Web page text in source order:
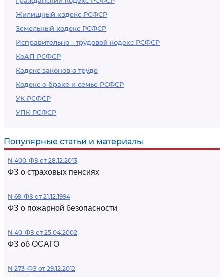
Жилищный кодекс РСФСР
Земельный кодекс РСФСР
Исправительно - трудовой кодекс РСФСР
КоАП РСФСР
Кодекс законов о труде
Кодекс о браке и семье РСФСР
УК РСФСР
УПК РСФСР
Популярные статьи и материалы
N 400-ФЗ от 28.12.2013
ФЗ о страховых пенсиях
N 69-ФЗ от 21.12.1994
ФЗ о пожарной безопасности
N 40-ФЗ от 25.04.2002
ФЗ об ОСАГО
N 273-ФЗ от 29.12.2012